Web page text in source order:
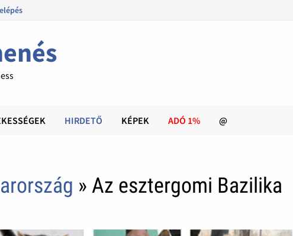
HIRDETŐ KÉPEK ADÓ 1% @
» Az esztergomi Bazilika